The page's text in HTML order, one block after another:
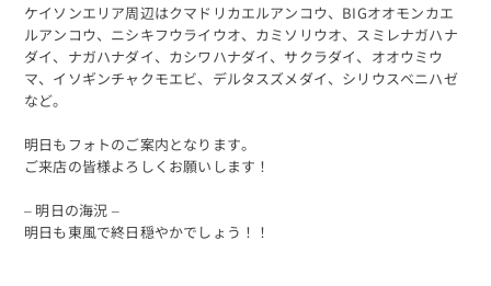
ケイソンエリア周辺はクマドリカエルアンコウ、BIGオオモンカエ
ルアンコウ、ニシキフウライウオ、カミソリウオ、スミレナガハナ
ダイ、ナガハナダイ、カシワハナダイ、サクラダイ、オオウミウ
マ、イソギンチャクモエビ、デルタスズメダイ、シリウスベニハゼ
など。
明日もフォトのご案内となります。
ご来店の皆様よろしくお願いします！
– 明日の海況 –
明日も東風で終日穏やかでしょう！！